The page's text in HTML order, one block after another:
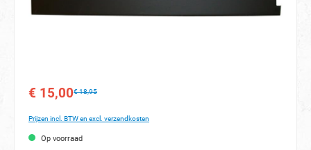
€ 15,00€ 18,95
Prijzen incl. BTW en excl. verzendkosten
Op voorraad